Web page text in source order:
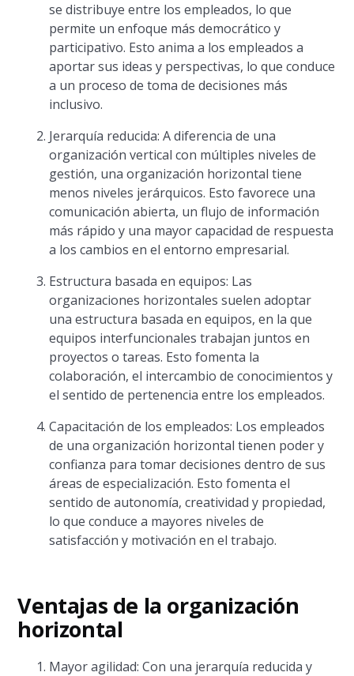
se distribuye entre los empleados, lo que
permite un enfoque más democrático y
participativo. Esto anima a los empleados a
aportar sus ideas y perspectivas, lo que conduce
a un proceso de toma de decisiones más
inclusivo.
Jerarquía reducida: A diferencia de una
organización vertical con múltiples niveles de
gestión, una organización horizontal tiene
menos niveles jerárquicos. Esto favorece una
comunicación abierta, un flujo de información
más rápido y una mayor capacidad de respuesta
a los cambios en el entorno empresarial.
Estructura basada en equipos: Las
organizaciones horizontales suelen adoptar
una estructura basada en equipos, en la que
equipos interfuncionales trabajan juntos en
proyectos o tareas. Esto fomenta la
colaboración, el intercambio de conocimientos y
el sentido de pertenencia entre los empleados.
Capacitación de los empleados: Los empleados
de una organización horizontal tienen poder y
confianza para tomar decisiones dentro de sus
áreas de especialización. Esto fomenta el
sentido de autonomía, creatividad y propiedad,
lo que conduce a mayores niveles de
satisfacción y motivación en el trabajo.
Ventajas de la organización
horizontal
Mayor agilidad: Con una jerarquía reducida y